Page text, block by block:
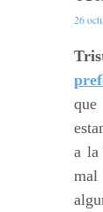
26
a la